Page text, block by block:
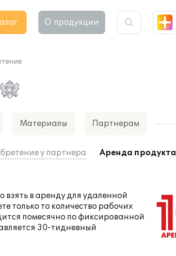
О продукции
Материалы Партнерам
у партнера Аренда продукта
взять в арендудля удаленной
только то количество рабочих
помесячно по фиксированной
30-тидневный